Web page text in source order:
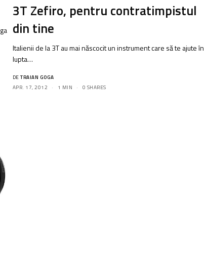
3T Zefiro, pentru contratimpistul
din tine
Italienii de la 3T au mai născocit un instrument care să te ajute în
lupta…
DE TRAIAN GOGA
APR. 17, 2012
1 MIN 0 SHARES